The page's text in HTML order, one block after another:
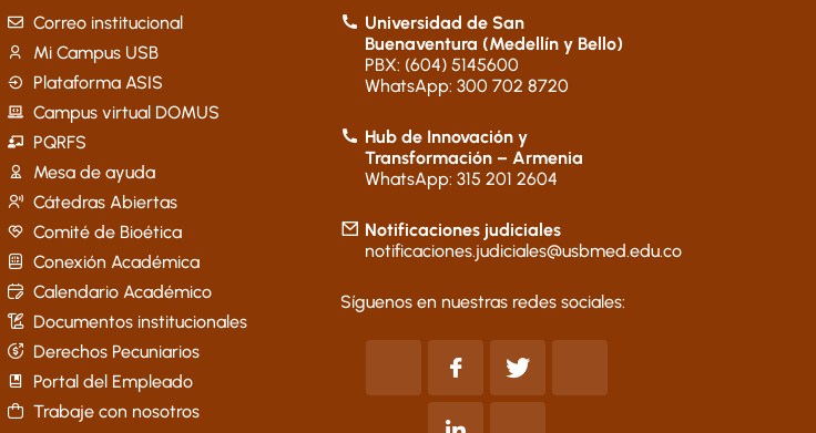
Correo institucional
Mi Campus USB
Plataforma ASIS
Campus virtual DOMUS
PQRFS
Mesa de ayuda
Cátedras Abiertas
Comité de Bioética
Conexión Académica
Calendario Académico
Documentos institucionales
Derechos Pecuniarios
Portal del Empleado
Trabaje con nosotros
Universidad de San
Buenaventura (Medellín y Bello)
PBX: (604) 5145600
WhatsApp: 300 702 8720
Hub de Innovación y
Transformación – Armenia
WhatsApp: 315 201 2604
Notificaciones judiciales
notificaciones.judiciales@usbmed.edu.co
Síguenos en nuestras redes sociales: